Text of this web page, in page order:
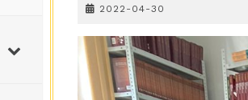
2022-04-30
30